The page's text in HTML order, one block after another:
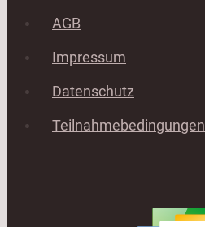
AGB
Impressum
Datenschutz
Teilnahmebedingungen